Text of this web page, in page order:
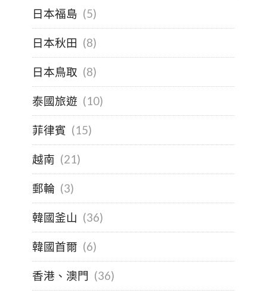
日本福島 (5)
日本秋田 (8)
日本鳥取 (8)
泰國旅遊 (10)
菲律賓 (15)
越南 (21)
郵輪 (3)
韓國釜山 (36)
韓國首爾 (6)
香港、澳門 (36)